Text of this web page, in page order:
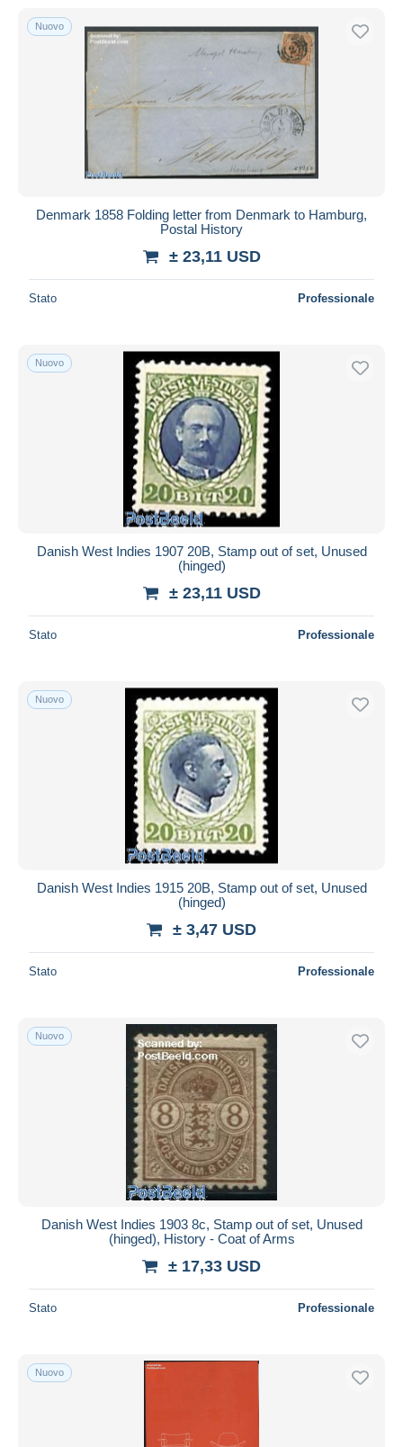
Nuovo
Denmark 1858 Folding letter from Denmark to Hamburg,
Postal History
± 23,11 USD
Stato Professionale
Nuovo
Danish West Indies 1907 20B, Stamp out of set, Unused
(hinged)
± 23,11 USD
Stato Professionale
Nuovo
Danish West Indies 1915 20B, Stamp out of set, Unused
(hinged)
± 3,47 USD
Stato Professionale
Nuovo
Danish West Indies 1903 8c, Stamp out of set, Unused
(hinged), History - Coat of Arms
± 17,33 USD
Stato Professionale
Nuovo